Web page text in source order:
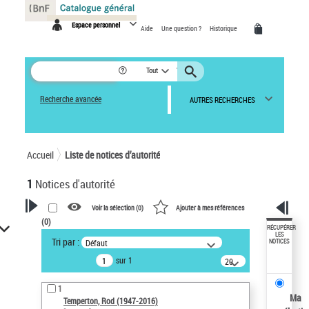
Espace personnel Aide Une question ? Historique
Tout
Recherche avancée AUTRES RECHERCHES
Accueil Liste de notices d’autorité
1 Notices d'autorité
VOTRE RECHERCHE
Recherche avancée dans les
notices d’autorité
Œuvres liées à l'auteur :
Temperton, Rod (1947-2016)
Voir la sélection (0) Ajouter à mes références
(0)
Tri par : Défaut
sur 1
20
résultats/page
1
Temperton, Rod (1947-2016)
RÉCUPÉRER
LES
NOTICES
Ma
Panneau de gestion des cookies